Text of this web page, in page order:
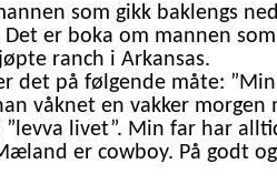
som gikk baklengs
er boka om mannen
ranch i Arkansas.
det på følgende måte:
våknet en vakker
”levva livet”. Min far har
er cowboy. På godt